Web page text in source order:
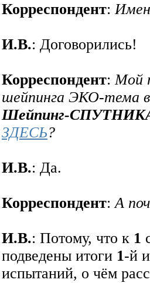
Корреспондент:
И.В.: Договорились!
Корреспондент:Мой
шейпинга ЭКО-тема
Шейпинг-
ЗДЕСЬ?
И.В.: Да.
Корреспондент:А
И.В.: Потому, что к 1
подведены итоги 1-й
испытаний, о чём